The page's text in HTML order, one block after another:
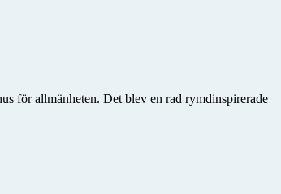
för allmänheten. Det blev en rad rymdinspirerade